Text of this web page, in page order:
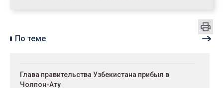
По теме
Глава правительства Узбекистана прибыл в
Чолпон-Ату